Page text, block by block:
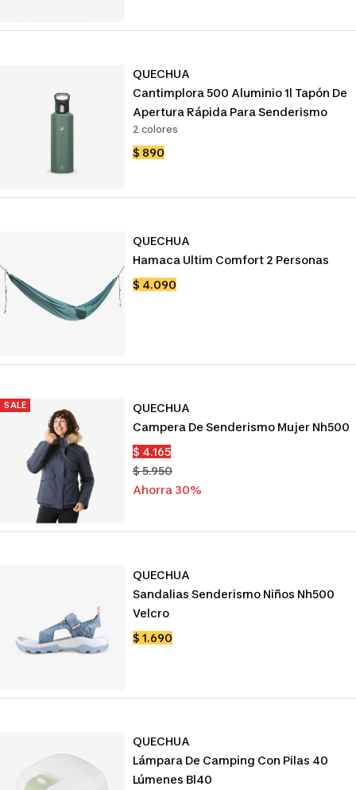
QUECHUA
Cantimplora 500 Aluminio 1l Tapón De
Apertura Rápida Para Senderismo
2 colores
Precio
$ 890
QUECHUA
Hamaca Ultim Comfort 2 Personas
Precio
$ 4.090
SALE
QUECHUA
Campera De Senderismo Mujer Nh500
Precio
de
venta
$ 4.165
Precio
normal
$ 5.950
Ahorra 30%
QUECHUA
Sandalias Senderismo Niños Nh500
Velcro
Precio
$ 1.690
QUECHUA
Lámpara De Camping Con Pilas 40
Lúmenes Bl40